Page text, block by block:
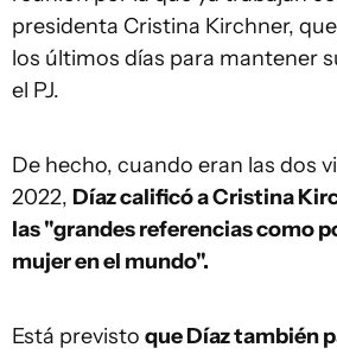
presidenta Cristina Kirchner,
los últimos días para mantener
el PJ.
De hecho, cuando eran las dos
2022, Díaz calificó a Cristina
las "grandes referencias como
mujer en el mundo".
Está previsto que Díaz también